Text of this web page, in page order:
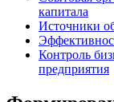
капитала
Источники
Контроль
предприятия